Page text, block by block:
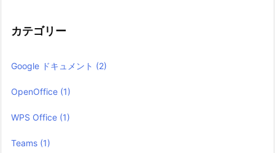
カテゴリー
Google ドキュメント (2)
OpenOffice (1)
WPS Office (1)
Teams (1)